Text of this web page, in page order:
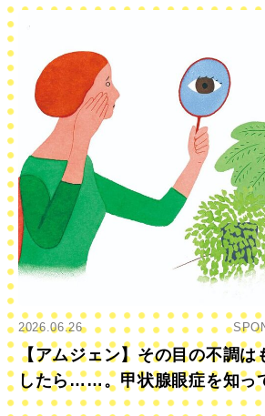
2026.06.26
【アムジェン】その目の不調は
したら……。甲状腺眼症を知っ
すか？